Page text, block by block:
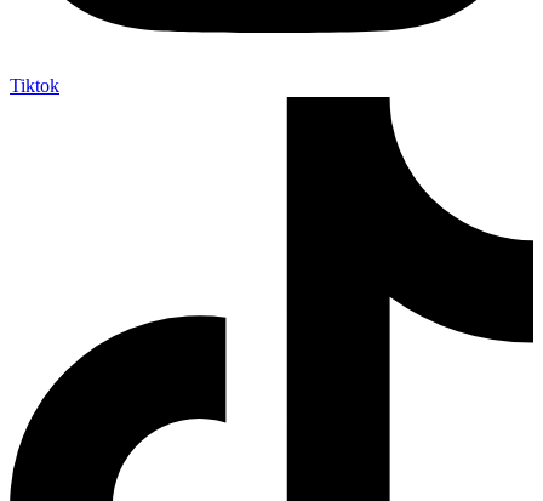
Tiktok